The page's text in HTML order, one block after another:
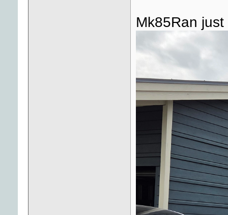
Mk85Ran